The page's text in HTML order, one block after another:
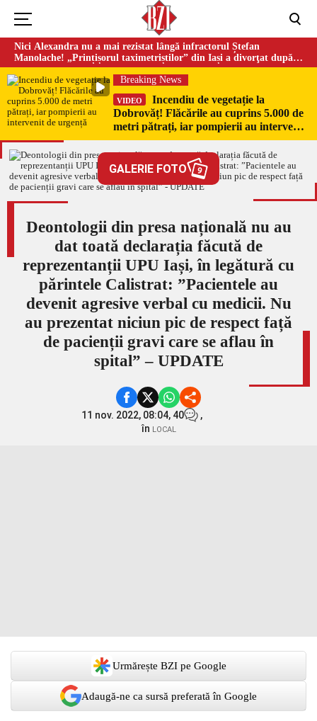
Nici Alexandra nu a mai rezistat lângă infractorul Ștefan
Manolache! „Prințișorul taximetriștilor” din Iași a divorţat după
doi ani de căsnicie
Breaking News
VIDEO
Incendiu de vegetație la
Dobrovăț! Flăcările au cuprins 5.000 de
metri pătrați, iar pompierii au intervenit
de urgență
GALERIE FOTO 9
Deontologii din presa națională nu au
dat toată declarația făcută de
reprezentanții UPU Iași, în legătură cu
părintele Calistrat: ”Pacientele au
devenit agresive verbal cu medicii. Nu
au prezentat niciun pic de respect față
de pacienții gravi care se aflau în
spital” – UPDATE
11 nov. 2022, 08:04, 40
,
în LOCAL
Urmărește BZI pe Google
Adaugă-ne ca sursă preferată în Google